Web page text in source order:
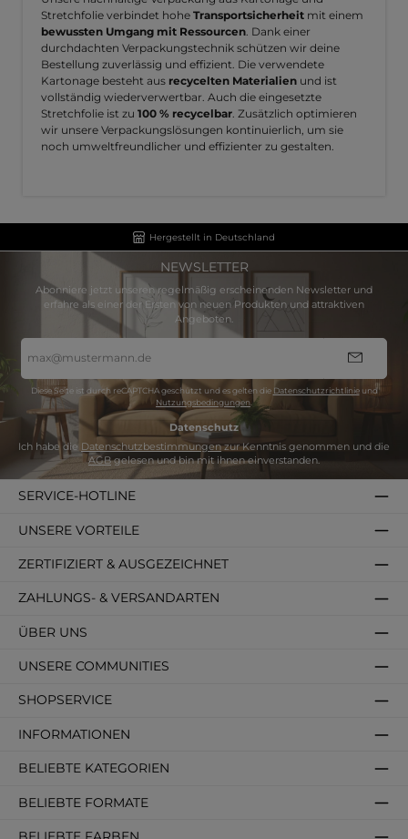
Stretchfolie verbindet hohe Transportsicherheit mit einem
bewussten Umgang mit Ressourcen . Dank einer
durchdachten Verpackungstechnik schützen wir deine
Bestellung zuverlässig und effizient. Die verwendete
Kartonage besteht aus recycelten Materialien und ist
vollständig wiederverwertbar. Auch die eingesetzte
Stretchfolie ist zu 100 % recycelbar . Zusätzlich optimieren
wir unsere Verpackungslösungen kontinuierlich, um sie
noch umweltfreundlicher und effizienter zu gestalten.
Hergestellt in Deutschland
NEWSLETTER
Abonniere jetzt unseren regelmäßig erscheinenden Newsletter und
erfahre als einer der Ersten von neuen Produkten und attraktiven
Angeboten.
Mail-
Adresse
Diese Seite ist durch reCAPTCHA geschützt und es gelten die Datenschutzrichtlinieund
Nutzungsbedingungen.
Datenschutz
Ich habe die Datenschutzbestimmungenzur Kenntnis genommen und die
AGBgelesen und bin mit ihnen einverstanden.
SERVICE-HOTLINE
SHOPSERVICE
INFORMATIONEN
BELIEBTE KATEGORIEN
BELIEBTE FORMATE
ZAHLUNGS- & VERSANDARTEN
ÜBER UNS
ZERTIFIZIERT & AUSGEZEICHNET
UNSERE VORTEILE
UNSERE COMMUNITIES